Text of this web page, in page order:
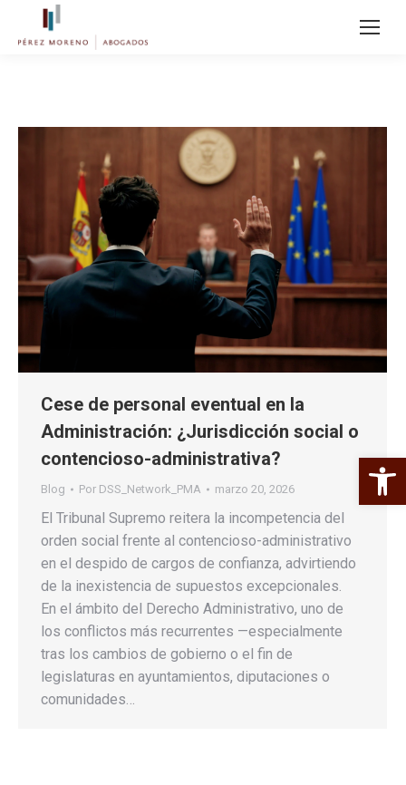
Abrir
Cese de personal eventual en la
Administración: ¿Jurisdicción social o
contencioso-administrativa?
Blog Por DSS_Network_PMA marzo 20, 2026
El Tribunal Supremo reitera la incompetencia del
orden social frente al contencioso-administrativo
en el despido de cargos de confianza, advirtiendo
de la inexistencia de supuestos excepcionales.
En el ámbito del Derecho Administrativo, uno de
los conflictos más recurrentes —especialmente
tras los cambios de gobierno o el fin de
legislaturas en ayuntamientos, diputaciones o
comunidades…